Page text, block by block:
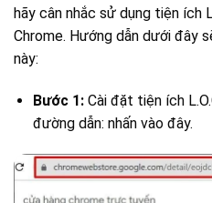
hãy cân nhắc sử dụng tiện ích
Chrome. Hướng dẫn dưới đây
này:
Bước 1:Cài đặt tiện ích
đường dẫn: nhấn vào đây.